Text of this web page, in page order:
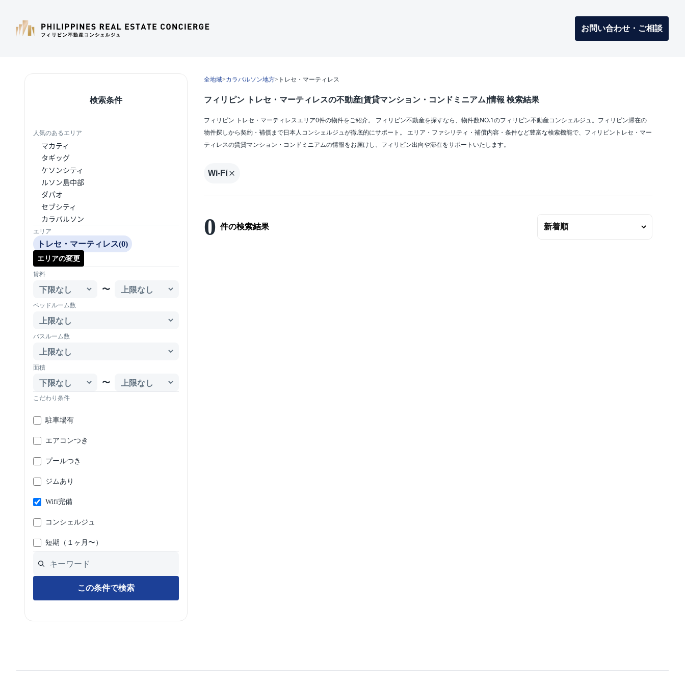
お問い合わせ・ご相談
検索条件
人気のあるエリア
マカティ
タギッグ
ケソンシティ
ルソン島中部
ダパオ
セブシティ
カラバルソン
エリア
トレセ・マーティレス(0)
エリアの変更
賃料
〜
ベッドルーム数
バスルーム数
面積
〜
こだわり条件
駐車場有
エアコンつき
プールつき
ジムあり
Wifi完備
コンシェルジュ
短期（１ヶ月〜）
この条件で検索
全地域>カラバルソン地方> トレセ・マーティレス
フィリピン トレセ・マーティレスの不動産[賃貸マンション・コンドミニアム]情報 検索結果
フィリピン トレセ・マーティレスエリア0件の物件をご紹介。 フィリピン不動産を探すなら、物件数NO.1のフィリピン不動産コンシェルジュ。フィリピン滞在の
物件探しから契約・補償まで日本人コンシェルジュが徹底的にサポート。 エリア・ファシリティ・補償内容・条件など豊富な検索機能で、フィリピントレセ・マー
ティレスの賃貸マンション・コンドミニアムの情報をお届けし、フィリピン出向や滞在をサポートいたします。
Wi-Fi
0 件の検索結果